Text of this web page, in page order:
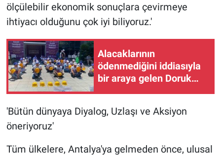
ölçülebilir ekonomik sonuçlara çevirmeye
ihtiyacı olduğunu çok iyi biliyoruz.'
Alacaklarının
ödenmediğini iddiasıyla
bir araya gelen Doruk
önünde eylem yaptı
'Bütün dünyaya Diyalog, Uzlaşı ve Aksiyon
öneriyoruz'
Tüm ülkelere, Antalya'ya gelmeden önce, ulusal